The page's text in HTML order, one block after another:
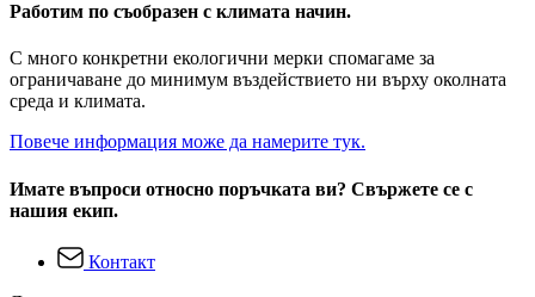
Работим по съобразен с климата начин.
С много конкретни екологични мерки спомагаме за
ограничаване до минимум въздействието ни върху околната
среда и климата.
Повече информация може да намерите тук.
Имате въпроси относно поръчката ви? Свържете се с
нашия екип.
Контакт